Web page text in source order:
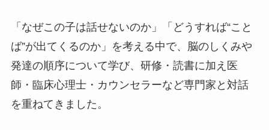
「なぜこの子は話せないのか」「どうすれば“こと
ば”が出てくるのか」を考える中で、脳のしくみや
発達の順序について学び、研修・読書に加え医
師・臨床心理士・カウンセラーなど専門家と対話
を重ねてきました。